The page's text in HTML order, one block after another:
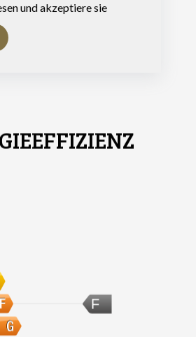
und akzeptiere sie
F